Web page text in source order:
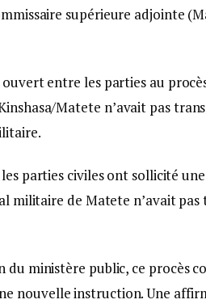
supérieure adjointe
entre les parties au
Matete n’avait pas
parties civiles ont sollicité
militaire de Matete n’avait pas
ministère public, ce procès
nouvelle instruction. Une